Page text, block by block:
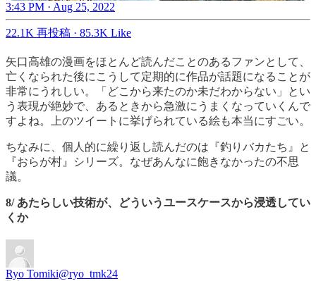
3:43 PM · Aug 25, 2022
22.1K 再投稿 · 85.3K Like
矢口高雄の漫画をほとんど読んだことのあるファンとして、
亡くなられた後にこうして定期的に作品が話題になることが
非常にうれしい。「どこから来たのか未だわからない」とい
う表現が絶妙で、あるときから急激にうまくなっていくんで
すよね。上のツイートに挙げられている絵も本当にすごい。
ちなみに、個人的に繰り返し読んだのは『釣りバカたち』と
『おらが村』シリーズ。なぜあんなに飽きなかったの不思
議。
8/ あたらしい技術が、どういうユースケースから浸透してい
くか
Ryo Tomiki@ryo_tmk24